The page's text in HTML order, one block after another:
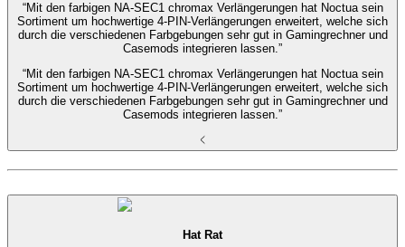
“Mit den farbigen NA-SEC1 chromax Verlängerungen hat Noctua sein
Sortiment um hochwertige 4-PIN-Verlängerungen erweitert, welche sich
durch die verschiedenen Farbgebungen sehr gut in Gamingrechner und
Casemods integrieren lassen.”
“Mit den farbigen NA-SEC1 chromax Verlängerungen hat Noctua sein
Sortiment um hochwertige 4-PIN-Verlängerungen erweitert, welche sich
durch die verschiedenen Farbgebungen sehr gut in Gamingrechner und
Casemods integrieren lassen.”
Hat Rat